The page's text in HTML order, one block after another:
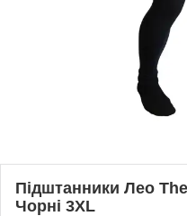
Підштанники Лео
Чорні 3XL